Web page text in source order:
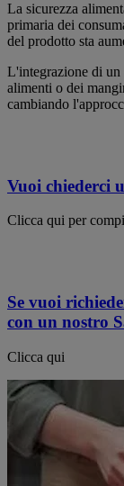
La sicurezza
primaria dei
del prodotto sta
L'integrazione di un
alimenti o dei
cambiando
Vuoi chiederci
Clicca qui per
Se vuoi
con un nostro
Clicca qui